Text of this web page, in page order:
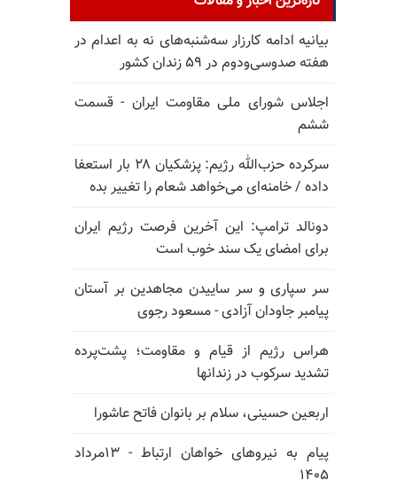
بیانیه ادامه کارزار سه‌شنبه‌های نه به اعدام در
هفته صدوسی‌و‌دوم در ۵۹ زندان کشور
اجلاس شورای ملی مقاومت ایران - قسمت
ششم
سرکرده حزب‌الله رژیم: پزشکیان ۲۸ بار استعفا
داده / خامنه‌ای می‌خواهد شعام را تغییر بده
دونالد ترامپ: این آخرین فرصت رژیم ایران
برای امضای یک سند خوب است
سر سپاری و سر ساییدن مجاهدین بر آستان
پیامبر جاودان آزادی - مسعود رجوی
هراس رژیم از قیام و مقاومت؛ پشت‌پرده
تشدید سرکوب در زندانها
اربعین حسینی، سلام بر بانوان فاتح عاشورا
پیام به نیروهای خواهان ارتباط - ۱۳مرداد
۱۴۰۵